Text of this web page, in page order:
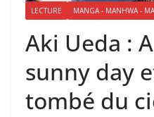
LECTURE MANGA - MANHWA -
Aki Ueda :
sunny day
tombé du